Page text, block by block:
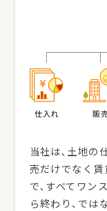
当社は､土地の
売だけでなく
で､すべてワン
ら終わり､では